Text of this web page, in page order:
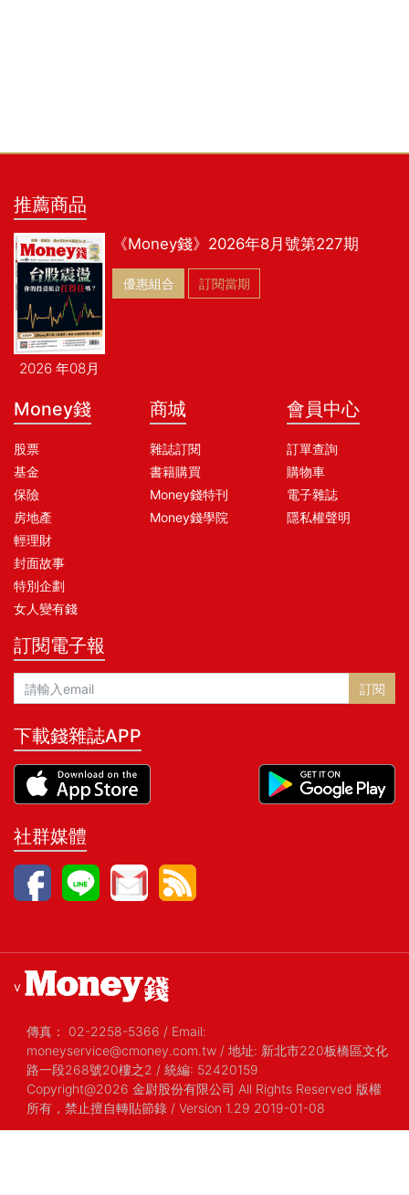
推薦商品
2026 年08月
《Money錢》2026年8月號第227期
優惠組合 訂閱當期
Money錢
股票
基金
保險
房地產
輕理財
封面故事
特別企劃
女人變有錢
商城
雜誌訂閱
書籍購買
Money錢特刊
Money錢學院
會員中心
訂單查詢
購物車
電子雜誌
隱私權聲明
訂閱電子報
訂閱
下載錢雜誌APP
社群媒體
v
傳真： 02-2258-5366 / Email:
moneyservice@cmoney.com.tw / 地址: 新北市220板橋區文化
路一段268號20樓之2 / 統編: 52420159
Copyright@2026 金尉股份有限公司 All Rights Reserved 版權
所有，禁止擅自轉貼節錄 / Version 1.29 2019-01-08